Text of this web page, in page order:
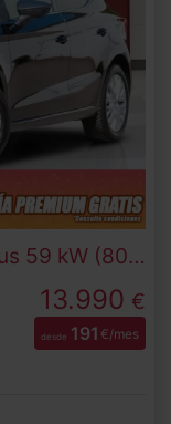
1.0 MPI S&S Style Plus 59 kW (80 CV)
13.990 €
desde 191 €/mes